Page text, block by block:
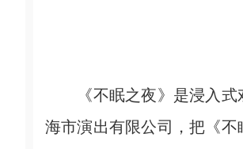
《不眠之夜》是浸入式
海市演出有限公司，把《